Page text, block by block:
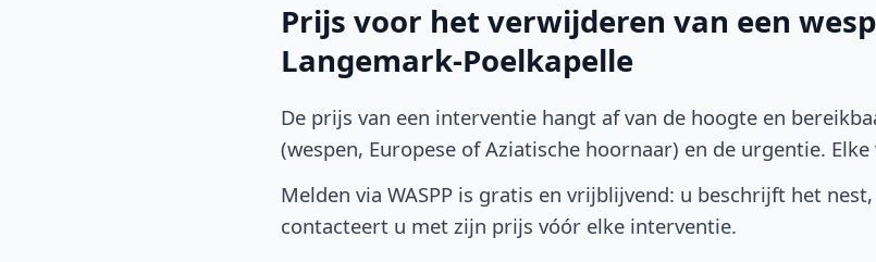
Prijs voor het verwijderen van een
Langemark-Poelkapelle
De prijs van een interventie hangt af van de hoogte en
(wespen, Europese of Aziatische hoornaar) en de urgentie.
Melden via WASPP is gratis en vrijblijvend: u beschrijft het
contacteert u met zijn prijs vóór elke interventie.